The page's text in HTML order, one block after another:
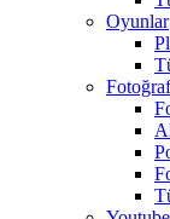
Oyunlar